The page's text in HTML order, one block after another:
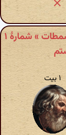
مسعود سعد سلمان » دیوان اشعار » مسمطات » شمارهٔ ۱
۱ بیت